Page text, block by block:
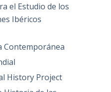
el Estudio de los
Ibéricos
Contemporánea
History Project